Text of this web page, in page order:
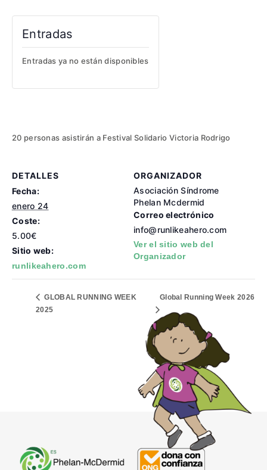
DETALLES
Fecha:
enero 24
Coste:
5.00€
Sitio web:
runlikeahero.com
ORGANIZADOR
Asociación Síndrome
Phelan Mcdermid
Correo electrónico
info@runlikeahero.com
Ver el sitio web del
Organizador
Entradas
Entradas ya no están disponibles
20 personas asistirán a Festival Solidario Victoria Rodrigo
GLOBAL RUNNING WEEK
2025
Global Running Week 2026